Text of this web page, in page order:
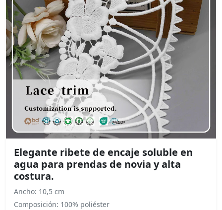
Elegante ribete de encaje soluble en
agua para prendas de novia y alta
costura.
Ancho: 10,5 cm
Composición: 100% poliéster